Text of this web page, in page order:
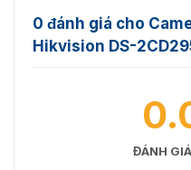
Loại mống
Đã sửa
F2.25
0,1 m đến ∞
0 đánh giá cho
Hikvision DS-
ĐÁNH